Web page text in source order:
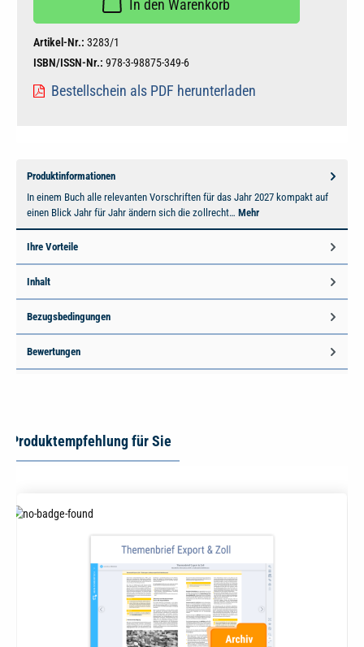
In den Warenkorb
Artikel-Nr.: 3283/1
ISBN/ISSN-Nr.: 978-3-98875-349-6
Bestellschein als PDF herunterladen
Produktinformationen
In einem Buch alle relevanten Vorschriften für das Jahr 2027 kompakt auf
einen Blick Jahr für Jahr ändern sich die zollrecht… Mehr
Ihre Vorteile
Inhalt
Bezugsbedingungen
Bewertungen
Produktempfehlung für Sie